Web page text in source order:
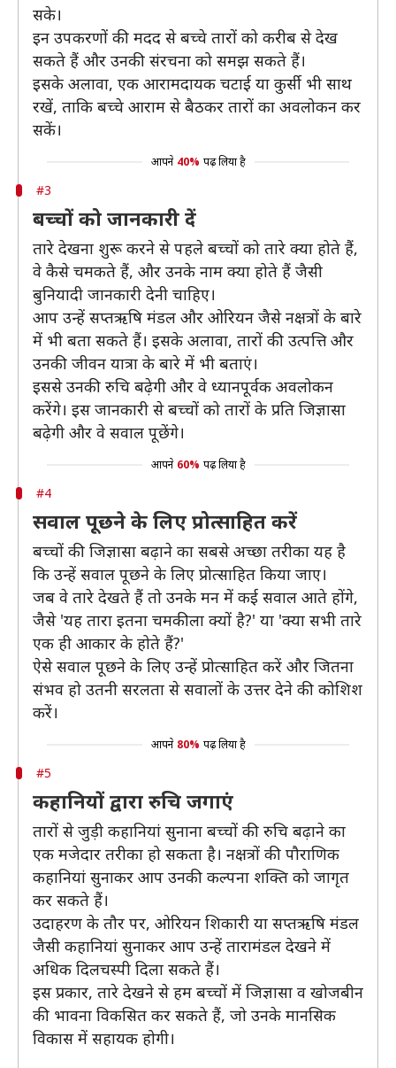
सके।
इन उपकरणों की मदद से बच्चे तारों को करीब से देख
सकते हैं और उनकी संरचना को समझ सकते हैं।
इसके अलावा, एक आरामदायक चटाई या कुर्सी भी साथ
रखें, ताकि बच्चे आराम से बैठकर तारों का अवलोकन कर
सकें।
आपने 40% पढ़ लिया है
#3
बच्चों को जानकारी दें
तारे देखना शुरू करने से पहले बच्चों को तारे क्या होते हैं,
वे कैसे चमकते हैं, और उनके नाम क्या होते हैं जैसी
बुनियादी जानकारी देनी चाहिए।
आप उन्हें सप्तऋषि मंडल और ओरियन जैसे नक्षत्रों के बारे
में भी बता सकते हैं। इसके अलावा, तारों की उत्पत्ति और
उनकी जीवन यात्रा के बारे में भी बताएं।
इससे उनकी रुचि बढ़ेगी और वे ध्यानपूर्वक अवलोकन
करेंगे। इस जानकारी से बच्चों को तारों के प्रति जिज्ञासा
बढ़ेगी और वे सवाल पूछेंगे।
आपने 60% पढ़ लिया है
#4
सवाल पूछने के लिए प्रोत्साहित करें
बच्चों की जिज्ञासा बढ़ाने का सबसे अच्छा तरीका यह है
कि उन्हें सवाल पूछने के लिए प्रोत्साहित किया जाए।
जब वे तारे देखते हैं तो उनके मन में कई सवाल आते होंगे,
जैसे 'यह तारा इतना चमकीला क्यों है?' या 'क्या सभी तारे
एक ही आकार के होते हैं?'
ऐसे सवाल पूछने के लिए उन्हें प्रोत्साहित करें और जितना
संभव हो उतनी सरलता से सवालों के उत्तर देने की कोशिश
करें।
आपने 80% पढ़ लिया है
#5
कहानियों द्वारा रुचि जगाएं
तारों से जुड़ी कहानियां सुनाना बच्चों की रुचि बढ़ाने का
एक मजेदार तरीका हो सकता है। नक्षत्रों की पौराणिक
कहानियां सुनाकर आप उनकी कल्पना शक्ति को जागृत
कर सकते हैं।
उदाहरण के तौर पर, ओरियन शिकारी या सप्तऋषि मंडल
जैसी कहानियां सुनाकर आप उन्हें तारामंडल देखने में
अधिक दिलचस्पी दिला सकते हैं।
इस प्रकार, तारे देखने से हम बच्चों में जिज्ञासा व खोजबीन
की भावना विकसित कर सकते हैं, जो उनके मानसिक
विकास में सहायक होगी।